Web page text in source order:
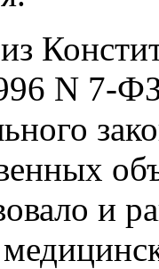
N 7-
и